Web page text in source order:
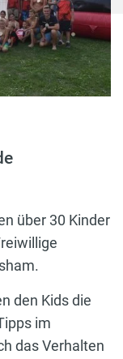
über 30 Kinder
den Kids die
im
das Verhalten